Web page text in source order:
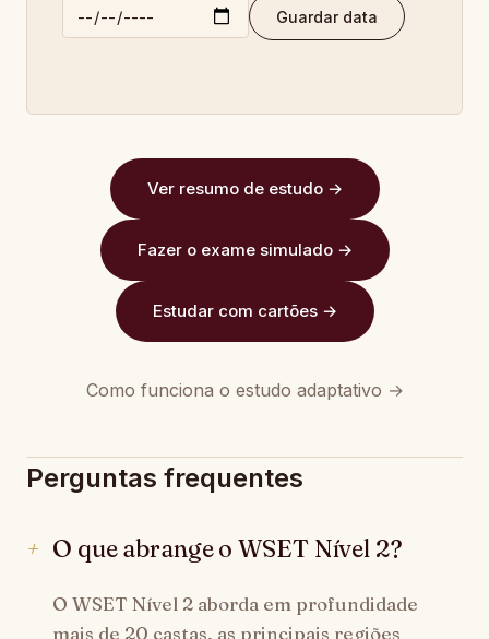
Guardar data
Ver resumo de estudo →
Fazer o exame simulado →
Estudar com cartões →
Como funciona o estudo adaptativo →
Perguntas frequentes
O que abrange o WSET Nível 2?
O WSET Nível 2 aborda em profundidade
mais de 20 castas, as principais regiões